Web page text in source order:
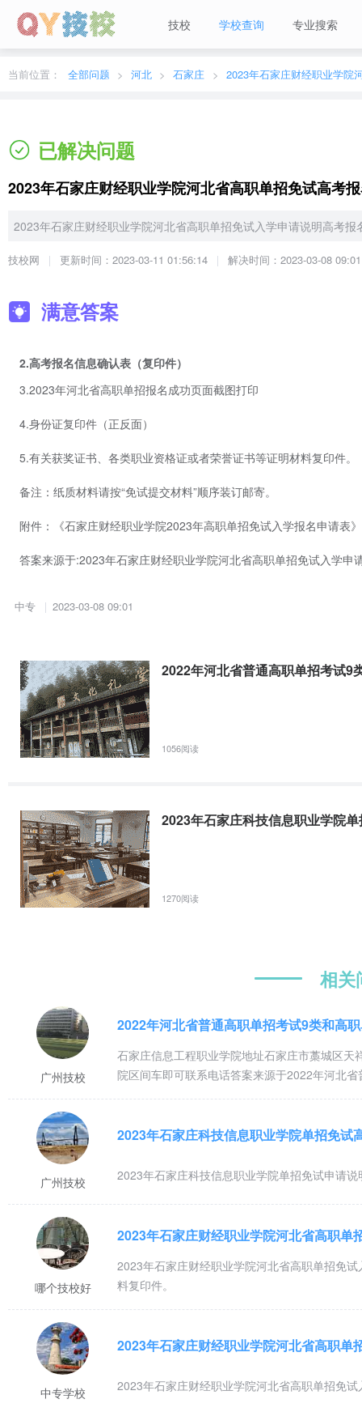
技校 学校查询 专业搜索
当前城市： 广东 切换地区
当前位置： 全部问题 河北 石家庄
已解决问题
2023年石家庄财经职业学院河北省高职单招免试高考
2023年石家庄财经职业学院河北省高职单招免试入学申请说明高考报
技校网 更新时间：2023-03-11 01:56:14 解决时间：2023-03-08 09:01
满意答案
2.高考报名信息确认表（复印件）
3.2023年河北省高职单招报名成功页面截图打印
4.身份证复印件（正反面）
5.有关获奖证书、各类职业资格证或者荣誉证书等证明材料复印件。
备注：纸质材料请按“免试提交材料”顺序装订邮寄。
附件：《石家庄财经职业学院2023年高职单招免试入学报名申请表》
答案来源于:2023年石家庄财经职业学院河北省高职单招免试入学申
中专 2023-03-08 09:01
2022年河北省普通高职单招考试9
1056阅读
2023年石家庄科技信息职业学院
1270阅读
相关
广州技校
石家庄信息工程职业学院地址石家庄市藁城区
院区间车即可联系电话答案来源于2022年河北
广州技校
2023年石家庄科技信息职业学院单招免试
2023年石家庄科技信息职业学院单招免试申请
哪个技校好
2023年石家庄财经职业学院河北省高职单
2023年石家庄财经职业学院河北省高职单招免
料复印件。
中专学校
2023年石家庄财经职业学院河北省高职单
2023年石家庄财经职业学院河北省高职单招免